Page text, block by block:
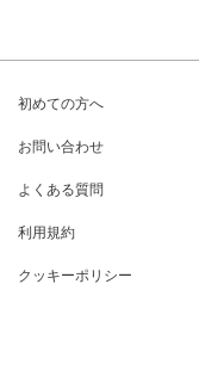
初めての方へ
お問い合わせ
よくある質問
利用規約
クッキーポリシー